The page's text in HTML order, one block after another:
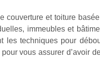
couverture et toiture
immeubles et
les techniques pour
vous assurer d’avoir